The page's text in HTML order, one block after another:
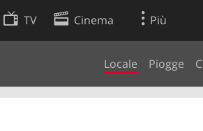
TV Cinema Più
Locale Piogge
Ricerca